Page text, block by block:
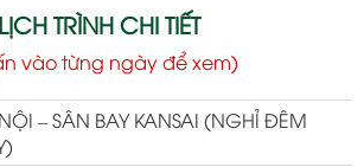
LỊCH TRÌNH CHI TIẾT
vào từng ngày để xem)
– SÂN BAY KANSAI (NGHỈ ĐÊM